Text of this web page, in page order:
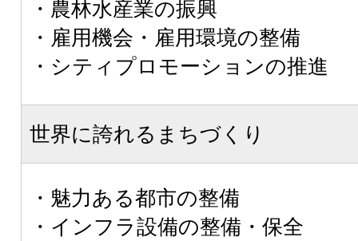
・農林水産業の振興
・雇用機会・雇用環境の整備
・シティプロモーションの推進
世界に誇れるまちづくり
・魅力ある都市の整備
・インフラ設備の整備・保全